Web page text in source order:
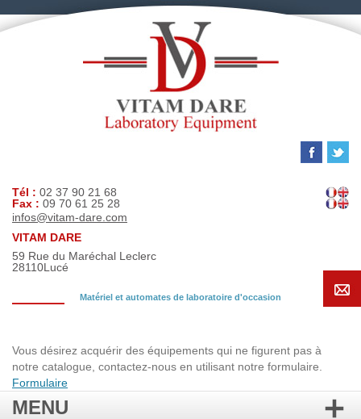
Tél : 02 37 90 21 68
Fax : 09 70 61 25 28
infos@vitam-dare.com
VITAM DARE
59 Rue du Maréchal Leclerc
28110Lucé
Matériel et automates de laboratoire d'occasion
Vous désirez acquérir des équipements qui ne figurent pas à
notre catalogue, contactez-nous en utilisant notre formulaire.
Formulaire
MENU